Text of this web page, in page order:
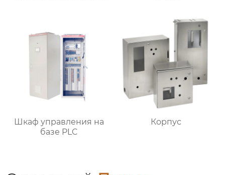
Шкаф управления на
базе PLC
Корпус